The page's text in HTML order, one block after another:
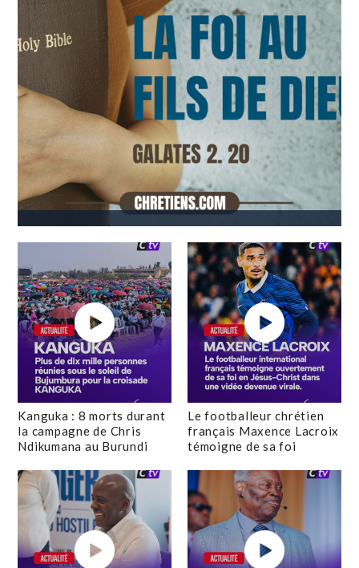
Kanguka : 8 morts durant
la campagne de Chris
Ndikumana au Burundi
Le footballeur chrétien
français Maxence Lacroix
témoigne de sa foi